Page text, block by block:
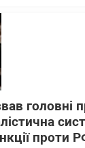
головні
проти